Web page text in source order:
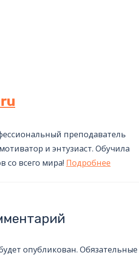
преподаватель
и энтузиаст. Обучила
со всего мира! Подробнее
опубликован. Обязательные